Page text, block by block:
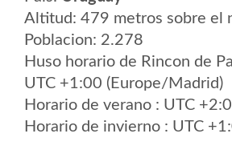
Altitud: 479 metros sobre el
Poblacion: 2.278
Huso horario de Rincon de
UTC +1:00 (Europe/Madrid)
Horario de verano : UTC
Horario de invierno : UTC